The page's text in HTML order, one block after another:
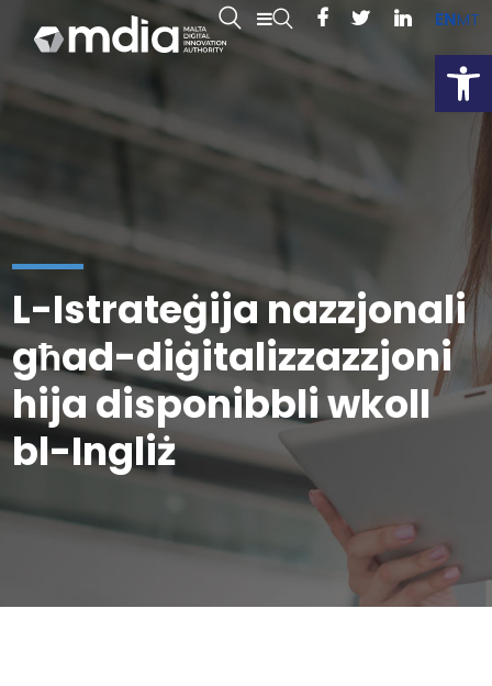
ENMT
L-Istrateġija nazzjonali
għad-diġitalizzazzjoni
hija disponibbli wkoll
bl-Ingliż